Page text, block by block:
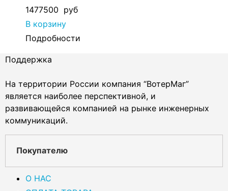
1477500 руб
В корзину
Подробности
Поддержка
На территории России компания “ВотерМаг”
является наиболее перспективной, и
развивающейся компанией на рынке инженерных
коммуникаций.
Покупателю
О НАС